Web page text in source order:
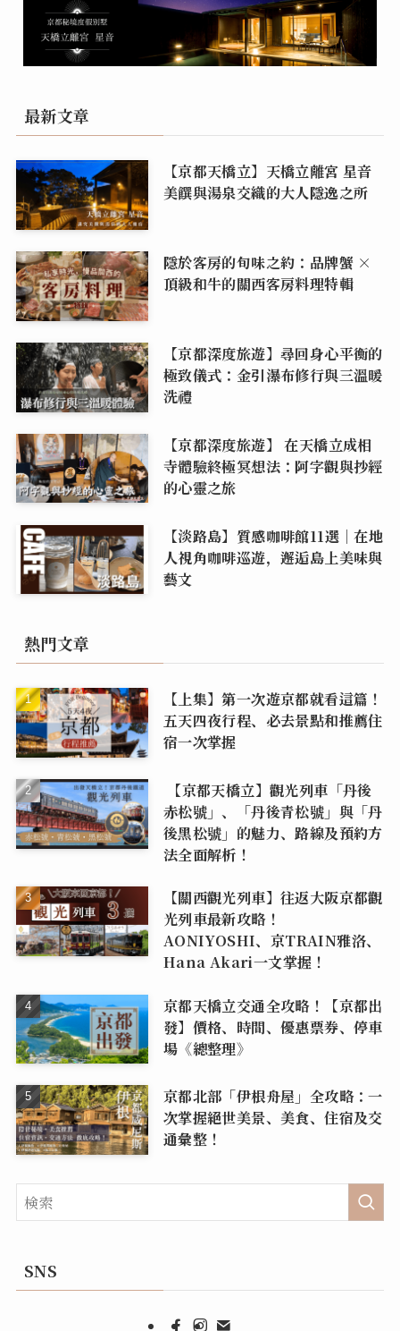
最新文章
【京都天橋立】天橋立離宮 星音
美饌與湯泉交織的大人隱逸之所
隱於客房的旬味之約：品牌蟹 ×
頂級和牛的關西客房料理特輯
【京都深度旅遊】尋回身心平衡的
極致儀式：金引瀑布修行與三溫暖
洗禮
【京都深度旅遊】 在天橋立成相
寺體驗終極冥想法：阿字觀與抄經
的心靈之旅
【淡路島】質感咖啡館11選｜在地
人視角咖啡巡遊，邂逅島上美味與
藝文
熱門文章
【上集】第一次遊京都就看這篇！
五天四夜行程、必去景點和推薦住
宿一次掌握
【京都天橋立】觀光列車「丹後
赤松號」、「丹後青松號」與「丹
後黑松號」的魅力、路線及預約方
法全面解析！
【關西觀光列車】往返大阪京都觀
光列車最新攻略！
AONIYOSHI、京TRAIN雅洛、
Hana Akari一文掌握！
京都天橋立交通全攻略！【京都出
發】價格、時間、優惠票券、停車
場《總整理》
京都北部「伊根舟屋」全攻略：一
次掌握絕世美景、美食、住宿及交
通彙整！
SNS